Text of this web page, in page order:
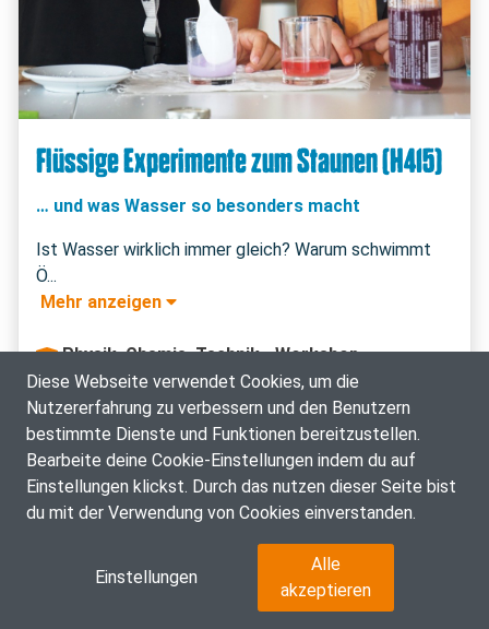
Flüssige Experimente zum Staunen (H415)
… und was Wasser so besonders macht
Ist Wasser wirklich immer gleich? Warum schwimmt
Mehr anzeigen
Physik, Chemie, Technik - Workshop
23.07.2026: 10:45 - 13:45 Uhr
Anmeldung zur Warteliste
Diese Webseite verwendet Cookies, um die
Nutzererfahrung zu verbessern und den Benutzern
bestimmte Dienste und Funktionen bereitzustellen.
Bearbeite deine Cookie-Einstellungen indem du auf
Einstellungen klickst. Durch das nutzen dieser Seite bist
du mit der Verwendung von Cookies einverstanden.
Einstellungen
Alle
akzeptieren